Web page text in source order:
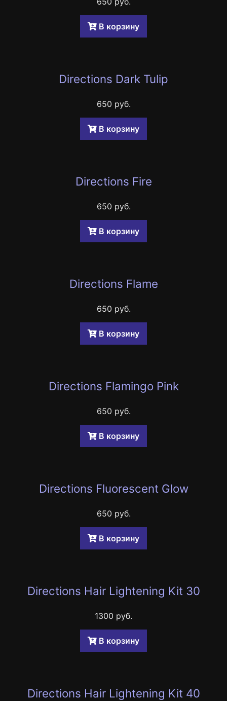
B корзину
Directions Dark Tulip
650 руб.
B корзину
Directions Fire
650 руб.
B корзину
Directions Flame
650 руб.
B корзину
Directions Flamingo Pink
650 руб.
B корзину
Directions Fluorescent Glow
650 руб.
B корзину
Directions Hair Lightening Kit 30
1300 руб.
B корзину
Directions Hair Lightening Kit 40